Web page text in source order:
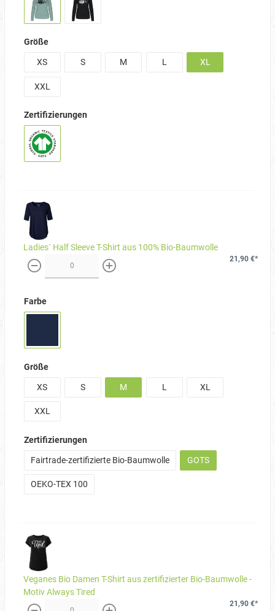
Größe
XS
S M L XL
XXL
Zertifizierungen
Ladies´ Half Sleeve T-Shirt aus 100% Bio-Baumwolle
weniger mehr
21,90 €*
Farbe
Größe
XS
S M L XL
XXL
Zertifizierungen
Fairtrade-zertifizierte Bio-Baumwolle
GOTS
OEKO-TEX 100
Veganes Bio Damen T-Shirt aus zertifizierter Bio-Baumwolle -
Motiv Always Tired
21,90 €*